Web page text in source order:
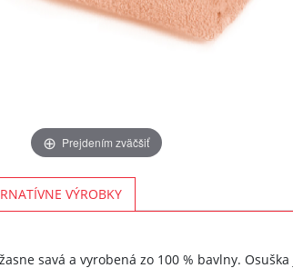
Prejdením zväčšiť
VÝROBKY
savá a vyrobená zo 100 % bavlny. Osuška